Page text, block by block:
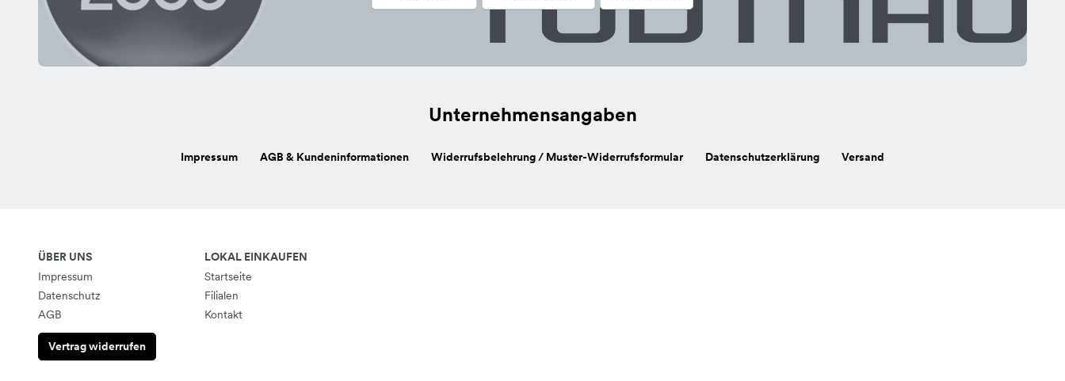
Unternehmensangaben
Impressum AGB & Kundeninformationen Widerrufsbelehrung / Muster-Widerrufsformular Datenschutzerklärung Versand
ÜBER UNS
Impressum
Datenschutz
AGB
Vertrag widerrufen
LOKAL EINKAUFEN
Startseite
Filialen
Kontakt